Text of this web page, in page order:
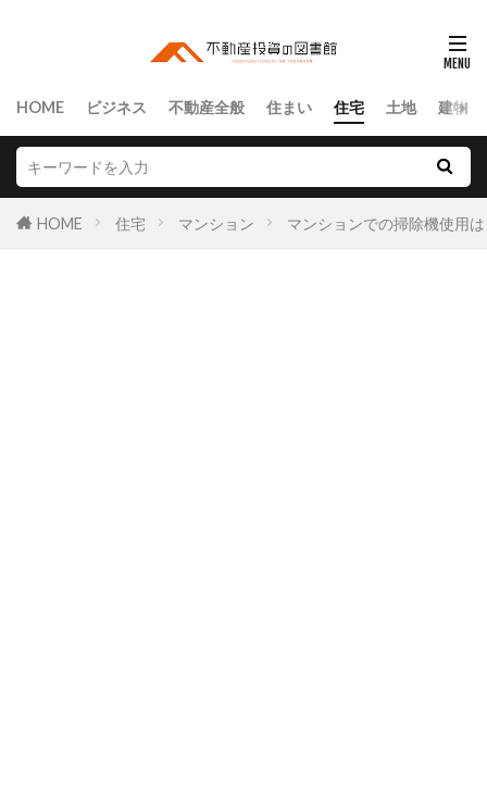
HOME ビジネス 不動産全般 住まい 住宅 土地 建物
HOME 住宅 マンション マンションでの掃除機使用